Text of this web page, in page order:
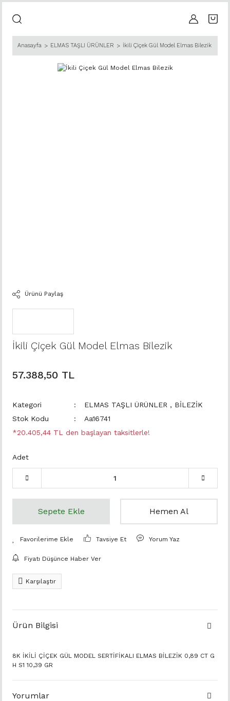
Anasayfa ELMAS TAŞLI ÜRÜNLER İkili Çiçek Gül Model Elmas Bilezik
Ürünü Paylaş
İkili Çiçek Gül Model Elmas Bilezik
57.388,50 TL
Kategori ELMAS TAŞLI ÜRÜNLER , BİLEZİK
Stok Kodu
Aa16741
*20.405,44 TL den başlayan taksitlerle!
Adet
Sepete Ekle Hemen Al
Tavsiye Et Yorum Yaz
Fiyatı Düşünce Haber Ver
Karşılaştır
Ürün Bilgisi
8K İKİLİ ÇİÇEK GÜL MODEL SERTİFİKALI ELMAS BİLEZİK 0,89 CT G
H S1 10,39 GR
Yorumlar